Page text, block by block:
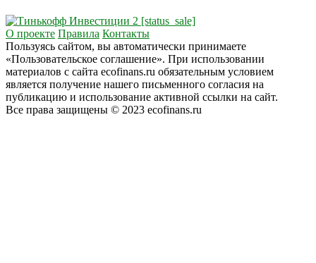
О проекте Правила Контакты
Пользуясь сайтом, вы автоматически принимаете
«Пользовательское соглашение». При использовании
материалов с сайта ecofinans.ru обязательным условием
является получение нашего письменного согласия на
публикацию и использование активной ссылки на сайт.
Все права защищены © 2023 ecofinans.ru